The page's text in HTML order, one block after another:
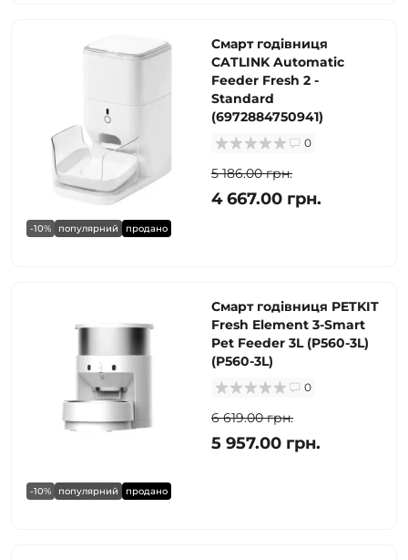
-10% популярний продано
Смарт годівниця
CATLINK Automatic
Feeder Fresh 2 -
Standard
(6972884750941)
0
5 186.00 грн.
4 667.00 грн.
-10% популярний продано
Смарт годівниця PETKIT
Fresh Element 3-Smart
Pet Feeder 3L (P560-3L)
(P560-3L)
0
6 619.00 грн.
5 957.00 грн.